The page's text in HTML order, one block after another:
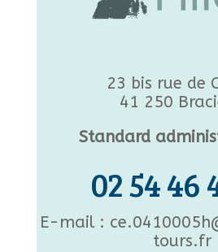
23 bis rue de
41 250
Standard
02 54 46
E-mail :
tours.fr